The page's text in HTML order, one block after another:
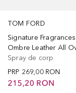
TOM FORD
Signature Fragrances
Spray de corp
PRP 269,00 RON
215,20 RON